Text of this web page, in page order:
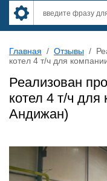
Главная / Отзывы /
котел 4 т/ч для
Реализован
котел 4 т/ч для
Андижан)